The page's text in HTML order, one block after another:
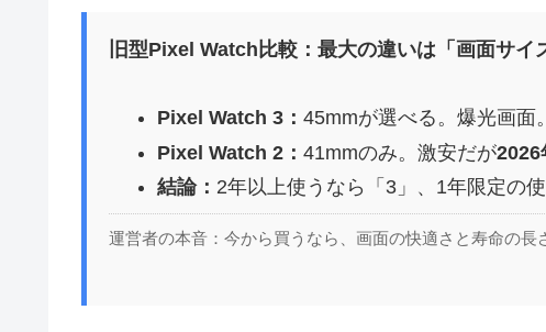
旧型Pixel Watch比較：最大の違いは「画面サイ
Pixel Watch 3： 45mmが選べる。爆光画面
Pixel Watch 2： 41mmのみ。激安だが2026
結論： 2年以上使うなら「3」、1年限定の
運営者の本音：今から買うなら、画面の快適さと寿命の長